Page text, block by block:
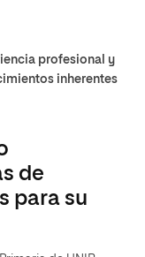
profesional y
inherentes
de
para su